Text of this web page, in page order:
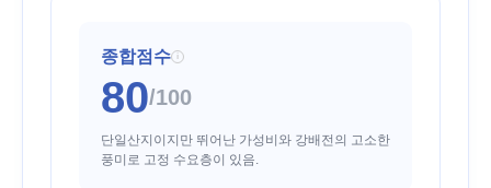
종합점수 i
80/100
단일산지이지만 뛰어난 가성비와 강배전의 고소한
풍미로 고정 수요층이 있음.